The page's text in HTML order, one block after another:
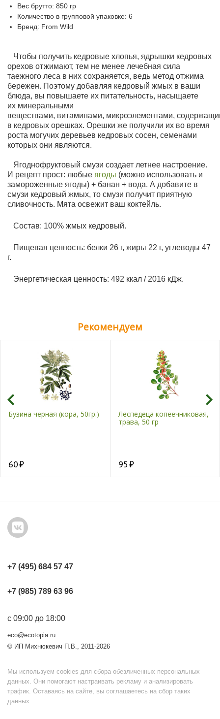
Вес брутто: 850 гр
Количество в групповой упаковке: 6
Бренд: From Wild
Чтобы получить кедровые хлопья, ядрышки кедровых
орехов отжимают, тем не менее лечебная сила
таежного леса в них сохраняется, ведь метод отжима
бережен. Поэтому добавляя кедровый жмых в ваши
блюда, вы повышаете их питательность, насыщаете
их минеральными
веществами, витаминами, микроэлементами,
в кедровых орешках. Орешки же получили их во время
роста могучих деревьев кедровых сосен, семенами
которых они являются.
Ягоднофруктовый смузи создает летнее настроение.
И рецепт прост: любые ягоды (можно использовать и
замороженные ягоды) + банан + вода. А добавите в
смузи кедровый жмых, то смузи получит приятную
сливочность. Мята освежит ваш коктейль.
Состав: 100% жмых кедровый.
Пищевая ценность: белки 26 г, жиры 22 г, углеводы 47
г.
Энергетическая ценность: 492 ккал / 2016 кДж.
Рекомендуем
Бузина черная (кора, 50гр.)
60
Леспедеца копеечниковая,
трава, 50 гр
95
+7 (495) 684 57 47
+7 (985) 789 63 96
с 09:00 до 18:00
eco@ecotopia.ru
© ИП Михнюкевич П.В., 2011-2026
Мы используем cookies для сбора обезличенных персональных
данных. Они помогают настраивать рекламу и анализировать
трафик. Оставаясь на сайте, вы соглашаетесь на сбор таких
данных.